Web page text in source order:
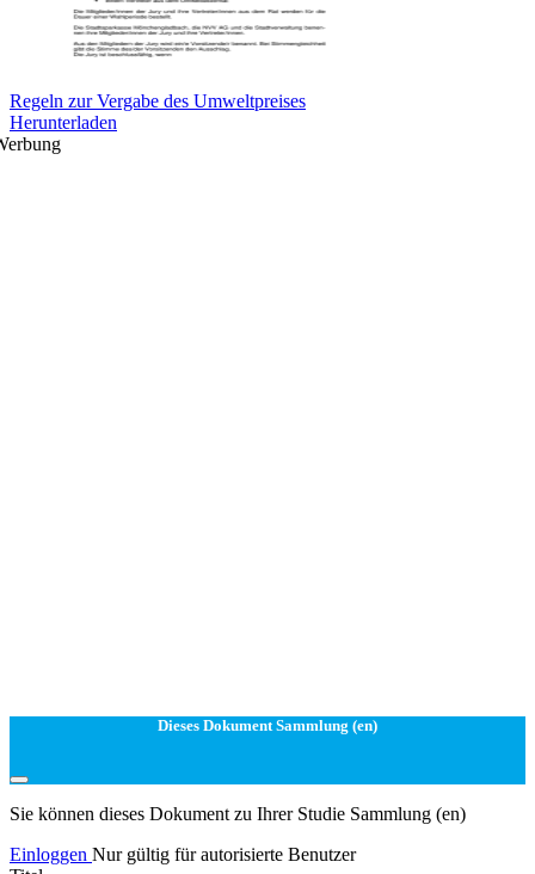
Regeln zur Vergabe des Umweltpreises
Herunterladen
Dieses Dokument Sammlung (en)
Sie können dieses Dokument zu Ihrer Studie Sammlung (en)
Einloggen Nur gültig für autorisierte Benutzer